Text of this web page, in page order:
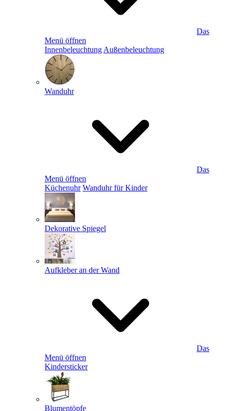
Das
Menü öffnen
Innenbeleuchtung Außenbeleuchtung
Wanduhr
Das
Menü öffnen
Küchenuhr Wanduhr für Kinder
Dekorative Spiegel
Aufkleber an der Wand
Das
Menü öffnen
Kindersticker
Blumentöpfe